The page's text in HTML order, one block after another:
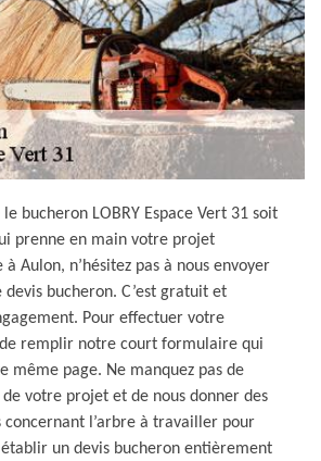
bucheron LOBRY Espace Vert 31 soit
prenne en main votre projet
à Aulon, n’hésitez pas à nous envoyer
bucheron. C’est gratuit et
Pour effectuer votre
remplir notre court formulaire qui
même page. Ne manquez pas de
votre projet et de nous donner des
l’arbre à travailler pour
établir un devis bucheron entièrement